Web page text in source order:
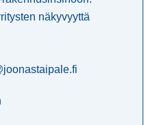
näkyvyyttä